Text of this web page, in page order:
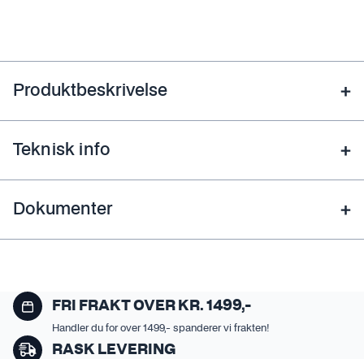
Produktbeskrivelse
Teknisk info
Dokumenter
FRI FRAKT OVER KR. 1499,-
Handler du for over 1499,- spanderer vi frakten!
RASK LEVERING